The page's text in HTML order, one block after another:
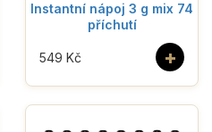
Instantní nápoj 3 g mix 74
příchutí
+
549 Kč